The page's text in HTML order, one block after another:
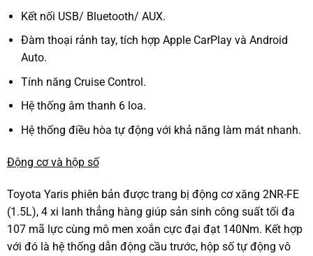
Kết nối USB/ Bluetooth/ AUX.
Đàm thoại rảnh tay, tích hợp Apple CarPlay và Android
Auto.
Tính năng Cruise Control.
Hệ thống âm thanh 6 loa.
Hệ thống điều hòa tự động với khả năng làm mát nhanh.
Động cơ và hộp số
Toyota Yaris phiên bản được trang bị động cơ xăng 2NR-FE
(1.5L), 4 xi lanh thẳng hàng giúp sản sinh công suất tối đa
107 mã lực cùng mô men xoắn cực đại đạt 140Nm. Kết hợp
với đó là hệ thống dẫn động cầu trước, hộp số tự động vô